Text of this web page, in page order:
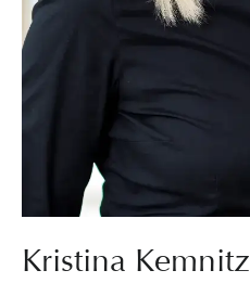
Kristina Kemnitz